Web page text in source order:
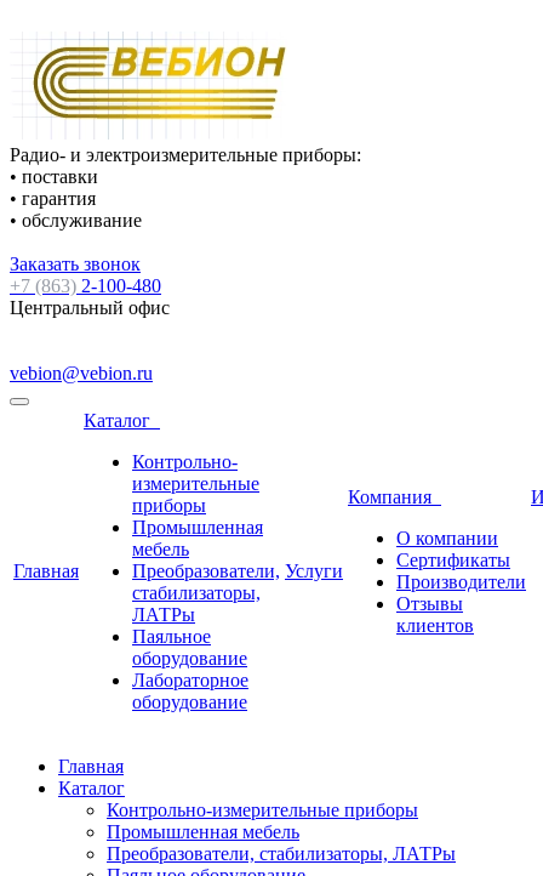
Радио- и электроизмерительные приборы:
• поставки
• гарантия
• обслуживание
Заказать звонок
+7 (863) 2-100-480
Центральный офис
vebion@vebion.ru
Главная
Каталог
Контрольно-
измерительные
приборы
Промышленная
мебель
Преобразователи,
стабилизаторы,
ЛАТРы
Паяльное
оборудование
Лабораторное
оборудование
Услуги
Компания
О компании
Сертификаты
Производители
Отзывы
клиентов
Главная
Каталог
Контрольно-измерительные приборы
Промышленная мебель
Преобразователи, стабилизаторы, ЛАТРы